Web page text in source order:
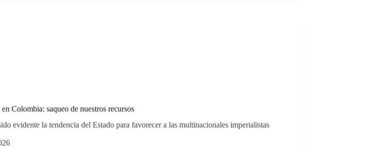
Colombia: saqueo de nuestros recursos
evidente la tendencia del Estado para favorecer a las multinacionales imperialistas